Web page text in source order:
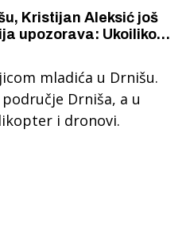
Kristijan Aleksić još
upozorava: Ukoiliko